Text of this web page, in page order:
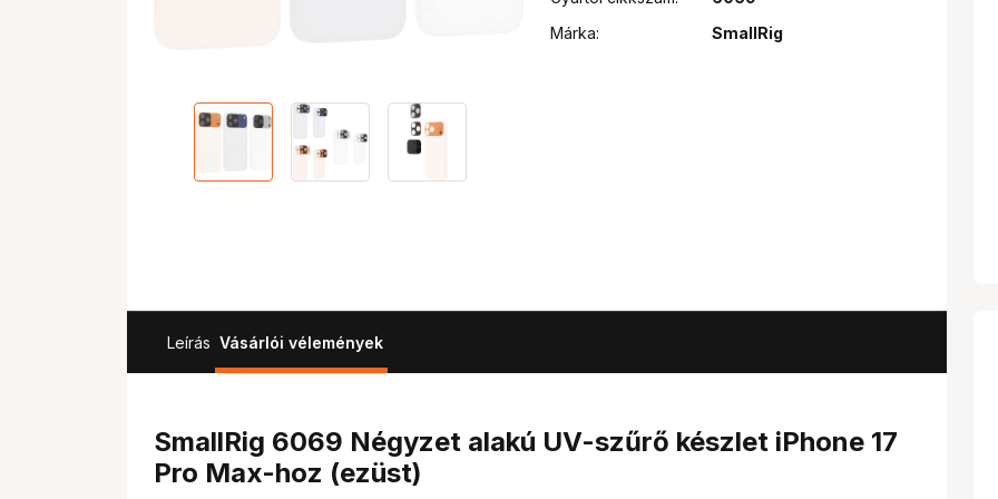
Márka:
SmallRig
Leírás Vásárlói vélemények
SmallRig 6069 Négyzet alakú UV-szűrő készlet iPhone 17
Pro Max-hoz (ezüst)